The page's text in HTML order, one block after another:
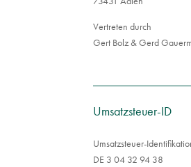
Vertreten durch
Gert Bolz & Gerd
Umsatzsteuer-ID
Umsatzsteuer-
DE 3 04 32 94 38